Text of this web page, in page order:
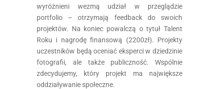
wyróżnieni wezmą udział w przeglądzie
portfolio – otrzymają feedback do swoich
projektów. Na koniec powalczą o tytuł Talent
Roku i nagrodę finansową (2200zł). Projekty
uczestników będą oceniać eksperci w dziedzinie
fotografii, ale także publiczność. Wspólnie
zdecydujemy, który projekt ma największe
oddziaływanie społeczne.